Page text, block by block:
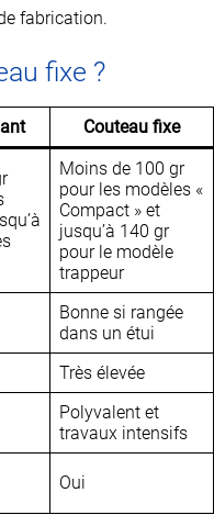
fabrication.
fixe ?
Couteau fixe
Moins de 100 gr
pour les modèles «
Compact » et
jusqu’à 140 gr
pour le modèle
trappeur
Bonne si rangée
dans un étui
Très élevée
Polyvalent et
travaux intensifs
Oui